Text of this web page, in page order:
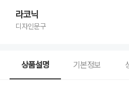
라코닉
디자인문구
상품설명 기본정보